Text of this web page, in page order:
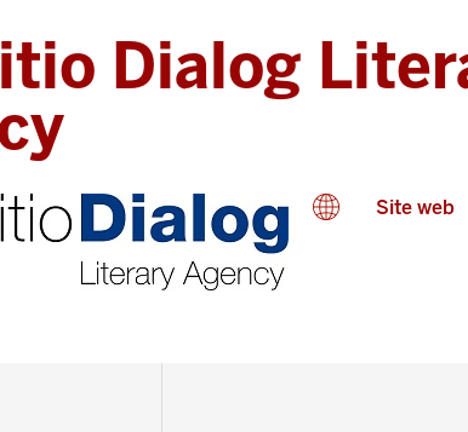
Dialog
Site web